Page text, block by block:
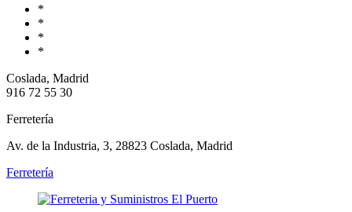
*
*
*
*
Coslada, Madrid
916 72 55 30
Ferretería
Av. de la Industria, 3, 28823 Coslada, Madrid
Ferretería